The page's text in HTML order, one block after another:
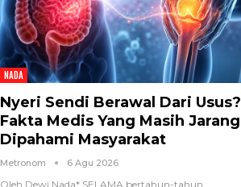
NADA
Nyeri Sendi Berawal Dari Usus?
Fakta Medis Yang Masih Jarang
Dipahami Masyarakat
Metronom 6 Agu 2026
Oleh Dewi Nada* SELAMA bertahun-tahun